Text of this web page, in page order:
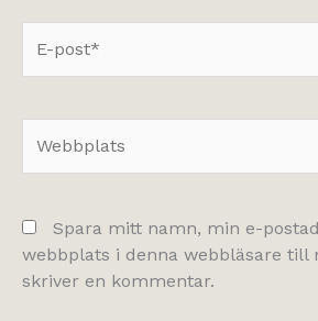
post*
Spara mitt namn, min e-
webbplats i denna webbläsare till
skriver en kommentar.